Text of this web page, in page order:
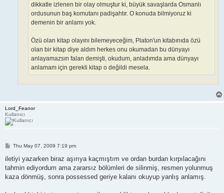
dikkatle izlenen bir olay olmuştur ki, büyük savaşlarda Osmanlı
ordusunun baş komutanı padişahtır. O konuda bilmiyoruz ki
demenin bir anlamı yok.
Özü olan kitap olayını bilemeyeceğim, Platon'un kitabınıda özü
olan bir kitap diye aldım herkes onu okumadan bu dünyayı
anlayamazsın falan demişti, okudum, anladımda ama dünyayı
anlamam için gerekli kitap o değildi mesela.
Lord_Feanor
Kullanıcı
P
s
Thu May 07, 2009 7:19 pm
iletiyi yazarken biraz aşırıya kaçmıştım ve ordan burdan kırpılacağını
tahmin ediyordum ama zararsız bölümleri de silinmiş, resmen yolunmuş
kaza dönmüş, sonra possessed geriye kalanı okuyup yanlış anlamış.